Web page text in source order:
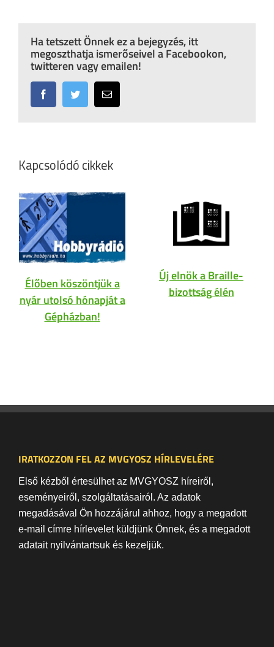
Ha tetszett Önnek ez a bejegyzés, itt
megoszthatja ismerőseivel a Facebookon,
twitteren vagy emailen!
FacebookTwitter Email:
Kapcsolódó cikkek
Élőben köszöntjük a
nyár utolsó hónapját a
Gépházban!
Új elnök a Braille-
bizottság élén
IRATKOZZON FEL AZ MVGYOSZ HÍRLEVELÉRE
Első kézből értesülhet az MVGYOSZ híreiről,
eseményeiről, szolgáltatásairól. Az adatok
megadásával Ön hozzájárul ahhoz, hogy a megadott
e-mail címre hírlevelet küldjünk Önnek, és a megadott
adatait nyilvántartsuk és kezeljük.